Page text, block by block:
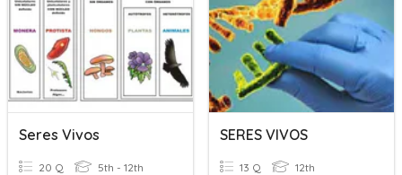
Seres Vivos
20 Q 5th - 12th
SERES VIVOS
13 Q 12th